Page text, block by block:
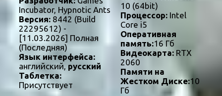
Incubator, Hypnotic Ants
Версия: 8442 (Build
22295612) -
[11.03.2026] Полная
(Последняя)
Язык интерфейса:
английский, русский
Таблетка:
Присутствует
10 (64bit)
Процессор:Intel
Core i5
Оперативная
память:16 Гб
Видеокарта:RTX
2060
Памяти на
Жестком Диске:10
Гб